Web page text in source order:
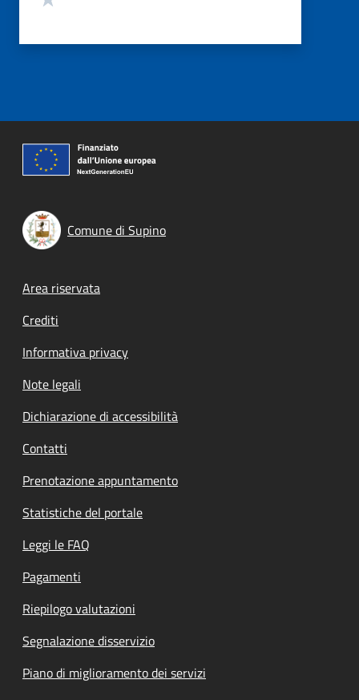
Comune di Supino
Footer menu
Area riservata
Crediti
Informativa privacy
Note legali
Dichiarazione di accessibilità
Contatti
Prenotazione appuntamento
Statistiche del portale
Leggi le FAQ
Pagamenti
Riepilogo valutazioni
Segnalazione disservizio
Piano di miglioramento dei servizi